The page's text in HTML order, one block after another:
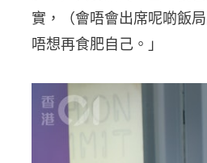
實，（會唔會出席呢啲飯
唔想再食肥自己。」